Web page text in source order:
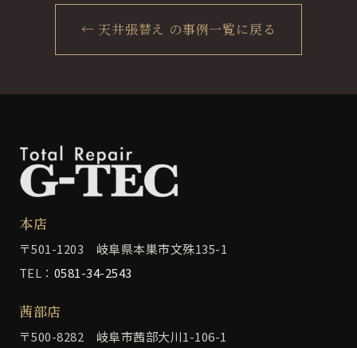
← 天井張替え の事例一覧に戻る
本店
〒501-1203 岐阜県本巣市文殊135-1
TEL： 0581-34-2543
茜部店
〒500-8282 岐阜市茜部大川1-106-1